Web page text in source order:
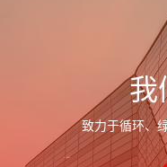
我
致力于循环、